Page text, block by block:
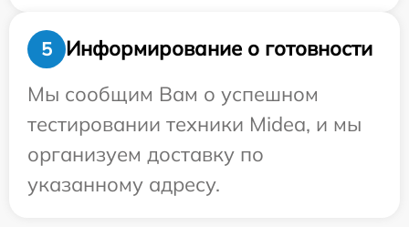
5
Информирование о готовности
Мы сообщим Вам о успешном
тестировании техники Midea, и мы
организуем доставку по
указанному адресу.